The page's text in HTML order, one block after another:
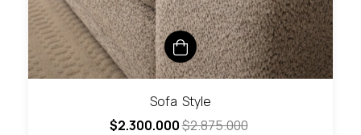
Sofa Style
$2.300.000$2.875.000